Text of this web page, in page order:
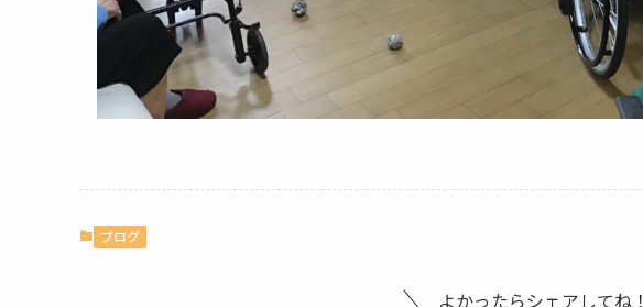
ブログ
よかったらシェアしてね！